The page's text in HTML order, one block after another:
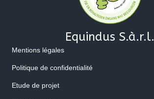
Equindus S.à.r.l.
Mentions légales
Politique de confidentialité
Etude de projet